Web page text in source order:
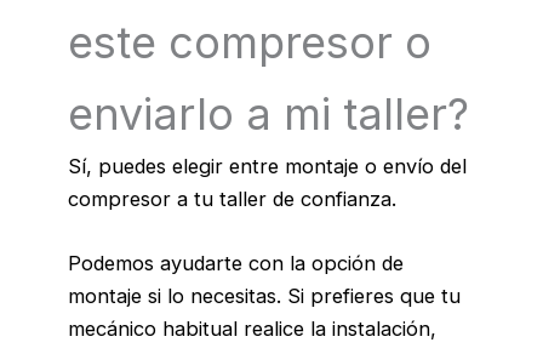
este compresor o
enviarlo a mi taller?
Sí, puedes elegir entre montaje o envío del
compresor a tu taller de confianza.
Podemos ayudarte con la opción de
montaje si lo necesitas. Si prefieres que tu
mecánico habitual realice la instalación,